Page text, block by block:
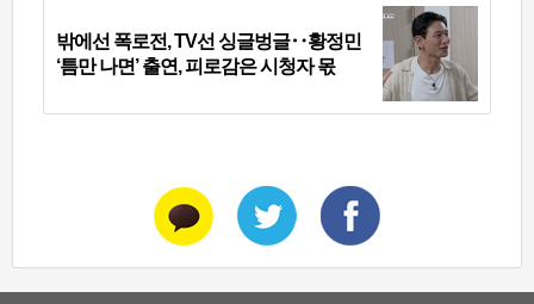
밖에선 폭로전, TV선 싱글벙글‥황정민
‘틈만 나면’ 출연, 피로감은 시청자 몫